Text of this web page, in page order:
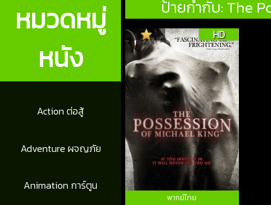
หมวดหมู่
หนัง
Action ต่อสู้
Adventure ผจญภัย
Animation การ์ตูน
ป้ายกำกับ: The
HD
พากย์ไทย